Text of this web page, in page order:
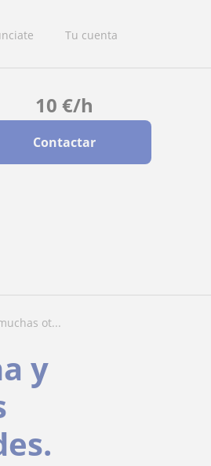
Tu cuenta
10 €/h
Contactar
ot...
y